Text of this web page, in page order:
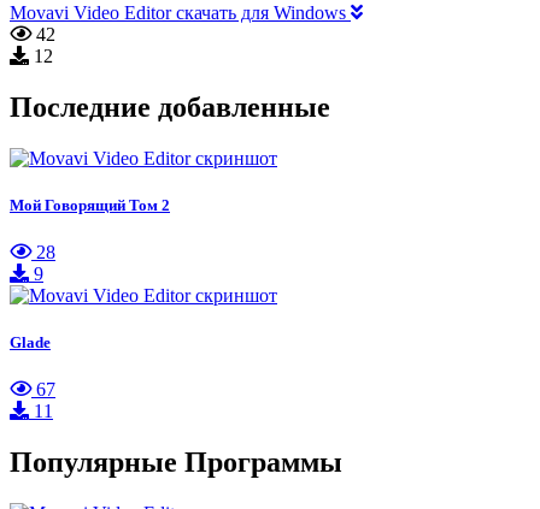
Movavi Video Editor скачать для Windows
42
12
Последние добавленные
Мой Говорящий Том 2
28
9
Glade
67
11
Популярные Программы